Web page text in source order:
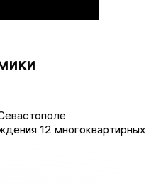
12 многоквартирных